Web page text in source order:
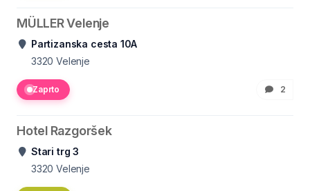
MÜLLER Velenje
Partizanska cesta 10A
3320 Velenje
Zaprto 2
Hotel Razgoršek
Stari trg 3
3320 Velenje